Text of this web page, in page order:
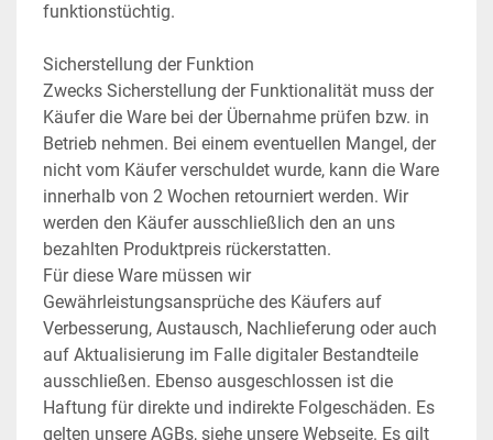
funktionstüchtig.
Sicherstellung der Funktion
Zwecks Sicherstellung der Funktionalität muss der
Käufer die Ware bei der Übernahme prüfen bzw. in
Betrieb nehmen. Bei einem eventuellen Mangel, der
nicht vom Käufer verschuldet wurde, kann die Ware
innerhalb von 2 Wochen retourniert werden. Wir
werden den Käufer ausschließlich den an uns
bezahlten Produktpreis rückerstatten.
Für diese Ware müssen wir
Gewährleistungsansprüche des Käufers auf
Verbesserung, Austausch, Nachlieferung oder auch
auf Aktualisierung im Falle digitaler Bestandteile
ausschließen. Ebenso ausgeschlossen ist die
Haftung für direkte und indirekte Folgeschäden. Es
gelten unsere AGBs, siehe unsere Webseite. Es gilt